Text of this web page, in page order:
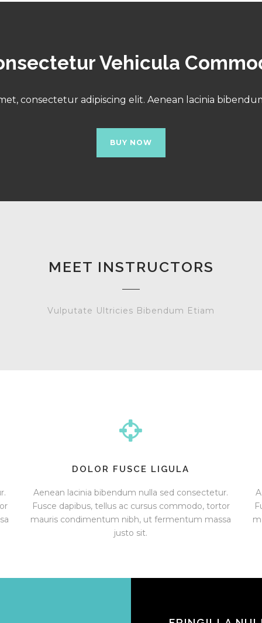
Vehicula
consectetur adipiscing elit. Aenean lacinia
BUY NOW
MEET INSTRUCTORS
Vulputate Ultricies Bibendum Etiam
DOLOR FUSCE LIGULA
Aenean lacinia bibendum nulla sed consectetur.
Fusce dapibus, tellus ac cursus commodo, tortor
mauris condimentum nibh, ut fermentum massa
justo sit.